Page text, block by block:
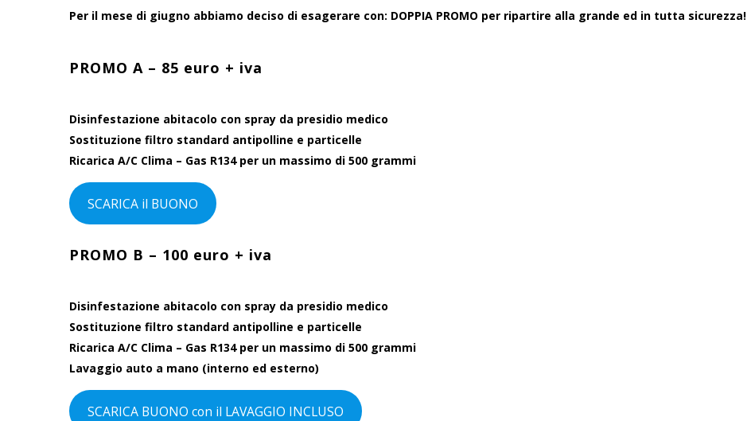
Per il mese di giugno abbiamo deciso di esagerare con: DOPPIA PROMO per ripartire alla grande ed in tutta sicurezza!
PROMO A – 85 euro + iva
Disinfestazione abitacolo con spray da presidio medico
Sostituzione filtro standard antipolline e particelle
Ricarica A/C Clima – Gas R134 per un massimo di 500 grammi
SCARICA il BUONO
PROMO B – 100 euro + iva
Disinfestazione abitacolo con spray da presidio medico
Sostituzione filtro standard antipolline e particelle
Ricarica A/C Clima – Gas R134 per un massimo di 500 grammi
Lavaggio auto a mano (interno ed esterno)
SCARICA BUONO con il LAVAGGIO INCLUSO